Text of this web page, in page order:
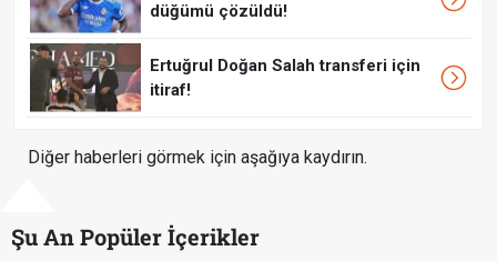
düğümü çözüldü!
Ertuğrul Doğan Salah transferi için
itiraf!
Diğer haberleri görmek için aşağıya kaydırın.
Şu An Popüler İçerikler